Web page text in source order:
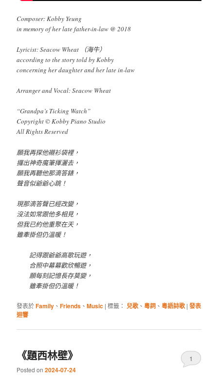
Composer: Kobby Yeung
in memory of her late father-in-law @ 2018
Lyricist: Seacow Wheat （海牛）
according to the story told by Kobby
concerning her daughter and her late in-law
Arranger and Vocal: Seacow Wheat
“Grandpa’s Ticking Watch”
Copyright © Kobby Piano Studio
All Rights Reserved
願我再探他襯衫袋裡，
攞出神奇魔筆揮灑去，
願我再聽他那滴答錶，
聲音似爺爺心跳！
現那滴答聲已經改變，
沒法如常跟他多相見，
但我已約他重聚在天，
雖牽掛但仍溫暖！
記得跟爺爺高歌玩遊，
合照中幕幕歡欣暢遊，
願每刻記憶長存莫變，
雖牽掛但仍溫暖！
發表於Family 、Friends 、Music |標籤： 兒歌 、粵詞 、粵語詩歌 |發表
迴響
《題西林壁》
Posted on2024-07-24
1